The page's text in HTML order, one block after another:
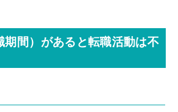
期間）があると転職活動は不